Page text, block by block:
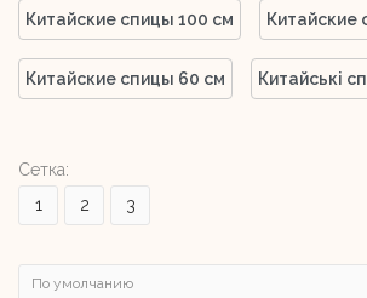
Китайские спицы 100 см Китайские
Китайские спицы 60 см Китайські
Сетка:
1
2 3